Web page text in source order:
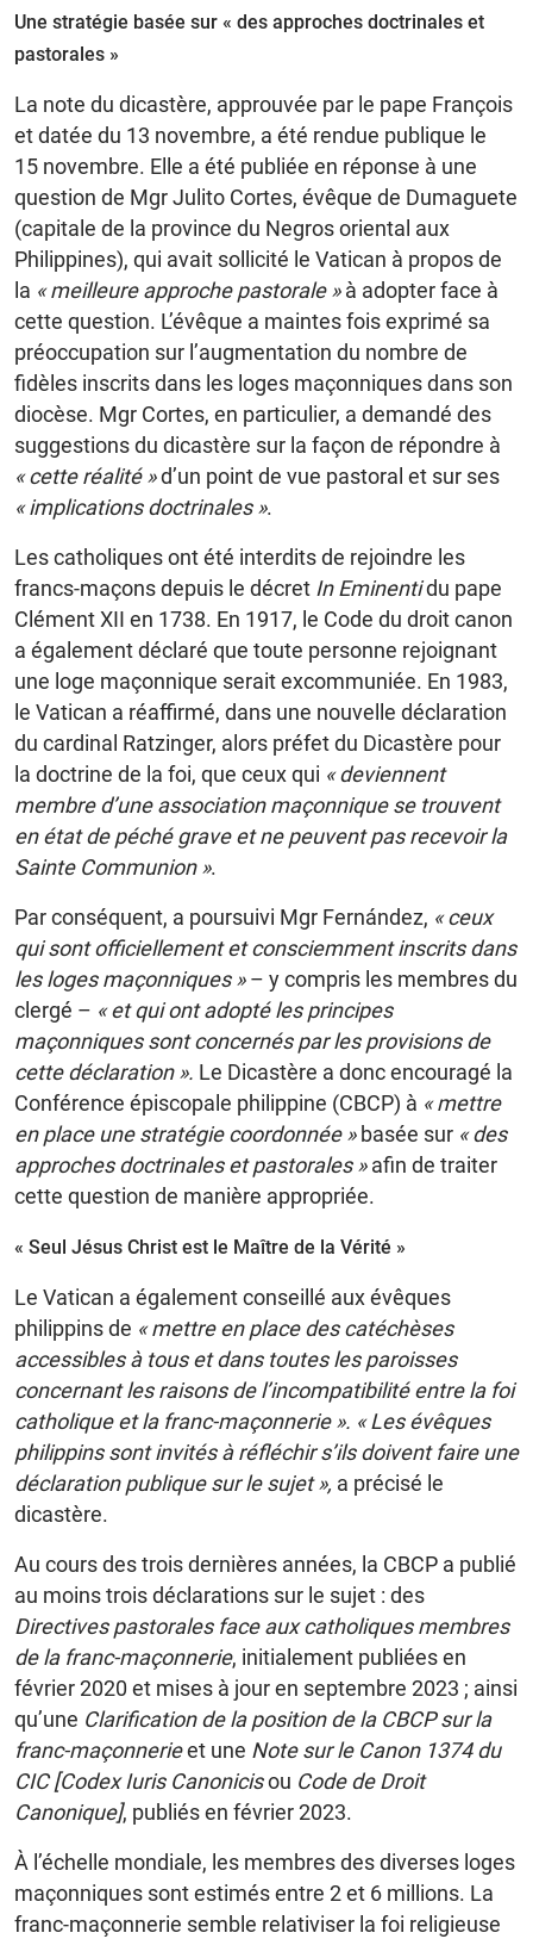
Une stratégie basée sur « des approches doctrinales et
pastorales »
La note du dicastère, approuvée par le pape François
et datée du 13 novembre, a été rendue publique le
15 novembre. Elle a été publiée en réponse à une
question de Mgr Julito Cortes, évêque de Dumaguete
(capitale de la province du Negros oriental aux
Philippines), qui avait sollicité le Vatican à propos de
la « meilleure approche pastorale »à adopter face à
cette question. L’évêque a maintes fois exprimé sa
préoccupation sur l’augmentation du nombre de
fidèles inscrits dans les loges maçonniques dans son
diocèse. Mgr Cortes, en particulier, a demandé des
suggestions du dicastère sur la façon de répondre à
« cette réalité »d’un point de vue pastoral et sur ses
« implications doctrinales ».
Les catholiques ont été interdits de rejoindre les
francs-maçons depuis le décret In Eminentidu pape
Clément XII en 1738. En 1917, le Code du droit canon
a également déclaré que toute personne rejoignant
une loge maçonnique serait excommuniée. En 1983,
le Vatican a réaffirmé, dans une nouvelle déclaration
du cardinal Ratzinger, alors préfet du Dicastère pour
la doctrine de la foi, que ceux qui « deviennent
membre d’une association maçonnique se trouvent
en état de péché grave et ne peuvent pas recevoir la
Sainte Communion ».
Par conséquent, a poursuivi Mgr Fernández, « ceux
qui sont officiellement et consciemment inscrits dans
les loges maçonniques »– y compris les membres du
clergé – « et qui ont adopté les principes
maçonniques sont concernés par les provisions de
cette déclaration ». Le Dicastère a donc encouragé la
Conférence épiscopale philippine (CBCP) à « mettre
en place une stratégie coordonnée » basée sur « des
approches doctrinales et pastorales »afin de traiter
cette question de manière appropriée.
« Seul Jésus Christ est le Maître de la Vérité »
Le Vatican a également conseillé aux évêques
philippins de « mettre en place des catéchèses
accessibles à tous et dans toutes les paroisses
concernant les raisons de l’incompatibilité entre la foi
catholique et la franc-maçonnerie ». « Les évêques
philippins sont invités à réfléchir s’ils doivent faire une
déclaration publique sur le sujet », a précisé le
dicastère.
Au cours des trois dernières années, la CBCP a publié
au moins trois déclarations sur le sujet : des
Directives pastorales face aux catholiques membres
de la franc-maçonnerie, initialement publiées en
février 2020 et mises à jour en septembre 2023 ; ainsi
qu’une Clarification de la position de la CBCP sur la
franc-maçonnerieet une Note sur le Canon 1374 du
CIC [Codex Iuris Canonicisou Code de Droit
Canonique], publiés en février 2023.
À l’échelle mondiale, les membres des diverses loges
maçonniques sont estimés entre 2 et 6 millions. La
franc-maçonnerie semble relativiser la foi religieuse